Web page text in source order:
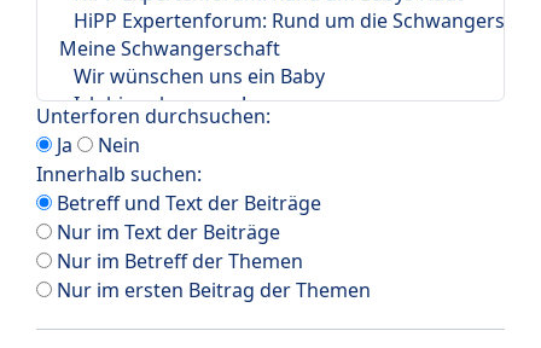
Unterforen durchsuchen:
Ja
Nein
Innerhalb suchen:
Betreff und Text der Beiträge
Nur im Text der Beiträge
Nur im Betreff der Themen
Nur im ersten Beitrag der Themen